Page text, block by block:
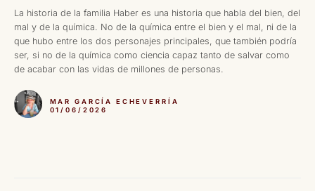
La historia de la familia Haber es una historia que habla del bien, del
mal y de la química. No de la química entre el bien y el mal, ni de la
que hubo entre los dos personajes principales, que también podría
ser, si no de la química como ciencia capaz tanto de salvar como
de acabar con las vidas de millones de personas.
MAR GARCÍA ECHEVERRÍA
01/06/2026